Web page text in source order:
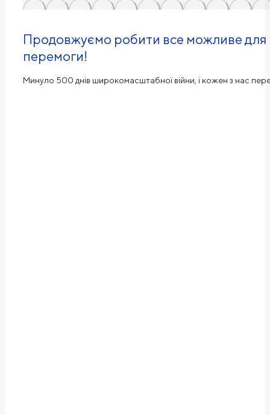
Продовжуємо робити все можливе для
перемоги!
Минуло 500 днів широкомасштабної війни, і кожен з нас